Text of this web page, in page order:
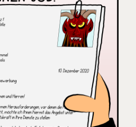
Dir!
und wir können gemeinsam
gestalten, dass sie für alle
Recherchen sind für alle frei im
werbefrei. Und das wird auch
mit uns für den Fortschritt und
Deinem Mitgliedsbeitrag.